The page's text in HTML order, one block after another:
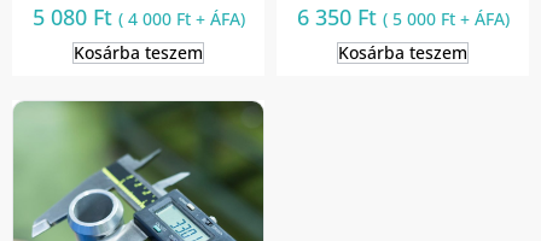
5 080 Ft ( 4 000 Ft+ ÁFA)
Kosárba teszem
6 350 Ft ( 5 000 Ft+ ÁFA)
Kosárba teszem